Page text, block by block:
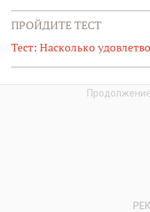
ПРОЙДИТЕ ТЕСТ
Тест: Насколько